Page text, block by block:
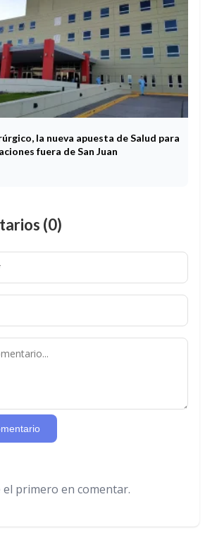
la nueva apuesta de Salud para
fuera de San Juan
(0)
el primero en comentar.